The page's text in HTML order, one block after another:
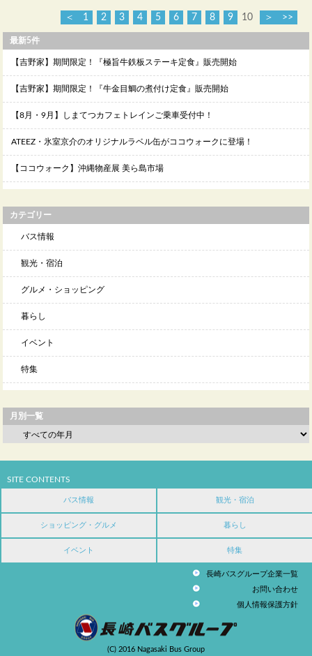
＜ 1 2 3 4 5 6 7 8 9 10 ＞ >>
最新5件
【吉野家】期間限定！『極旨牛鉄板ステーキ定食』販売開始
【吉野家】期間限定！『牛金目鯛の煮付け定食』販売開始
【8月・9月】しまてつカフェトレインご乗車受付中！
ATEEZ・氷室京介のオリジナルラベル缶がココウォークに登場！
【ココウォーク】沖縄物産展 美ら島市場
カテゴリー
バス情報
観光・宿泊
グルメ・ショッピング
暮らし
イベント
特集
月別一覧
SITE CONTENTS
バス情報 観光・宿泊
ショッピング・グルメ 暮らし
イベント 特集
長崎バスグループ企業一覧
お問い合わせ
個人情報保護方針
(C) 2016 Nagasaki Bus Group